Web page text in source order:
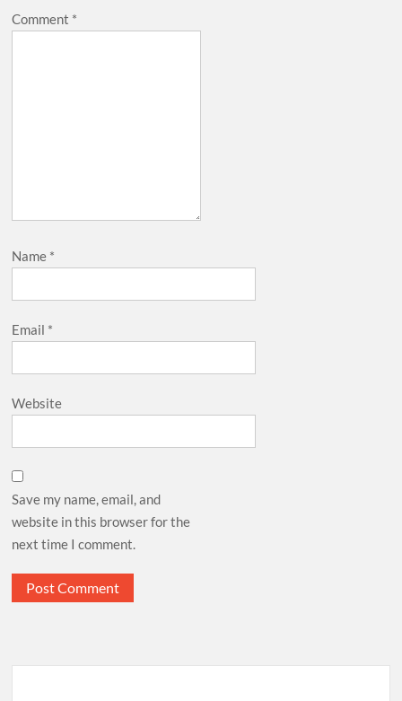
Comment *
Name *
Email *
Website
Save my name, email, and
website in this browser for the
next time I comment.